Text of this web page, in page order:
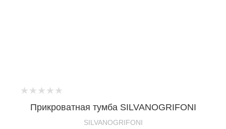
Прикроватная тумба SILVANOGRIFONI
SILVANOGRIFONI